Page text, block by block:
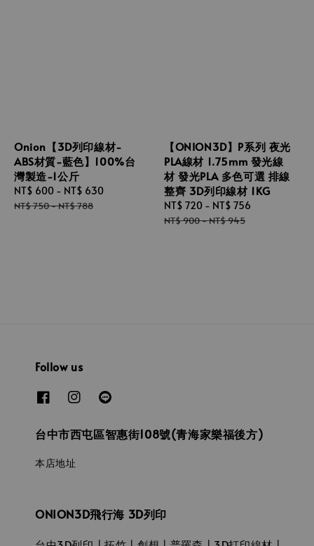
Onion【3D列印線材-
ABS材質-藍色】100%台
灣製造-1公斤
Sale
price
NT$ 600 - NT$ 630
NT$ 750-NT$ 788
【ONION3D】P系列 夜光
PLA線材 1.75mm 發光線
材 發光PLA 多色可選 排線
整齊 3D列印線材 1KG
Sale
price
NT$ 720 - NT$ 756
NT$ 900-NT$ 945
Follow us
台中市西屯區智惠街108號(青海家樂福後方)
本店地址
ONION3D飛行海 3D列印